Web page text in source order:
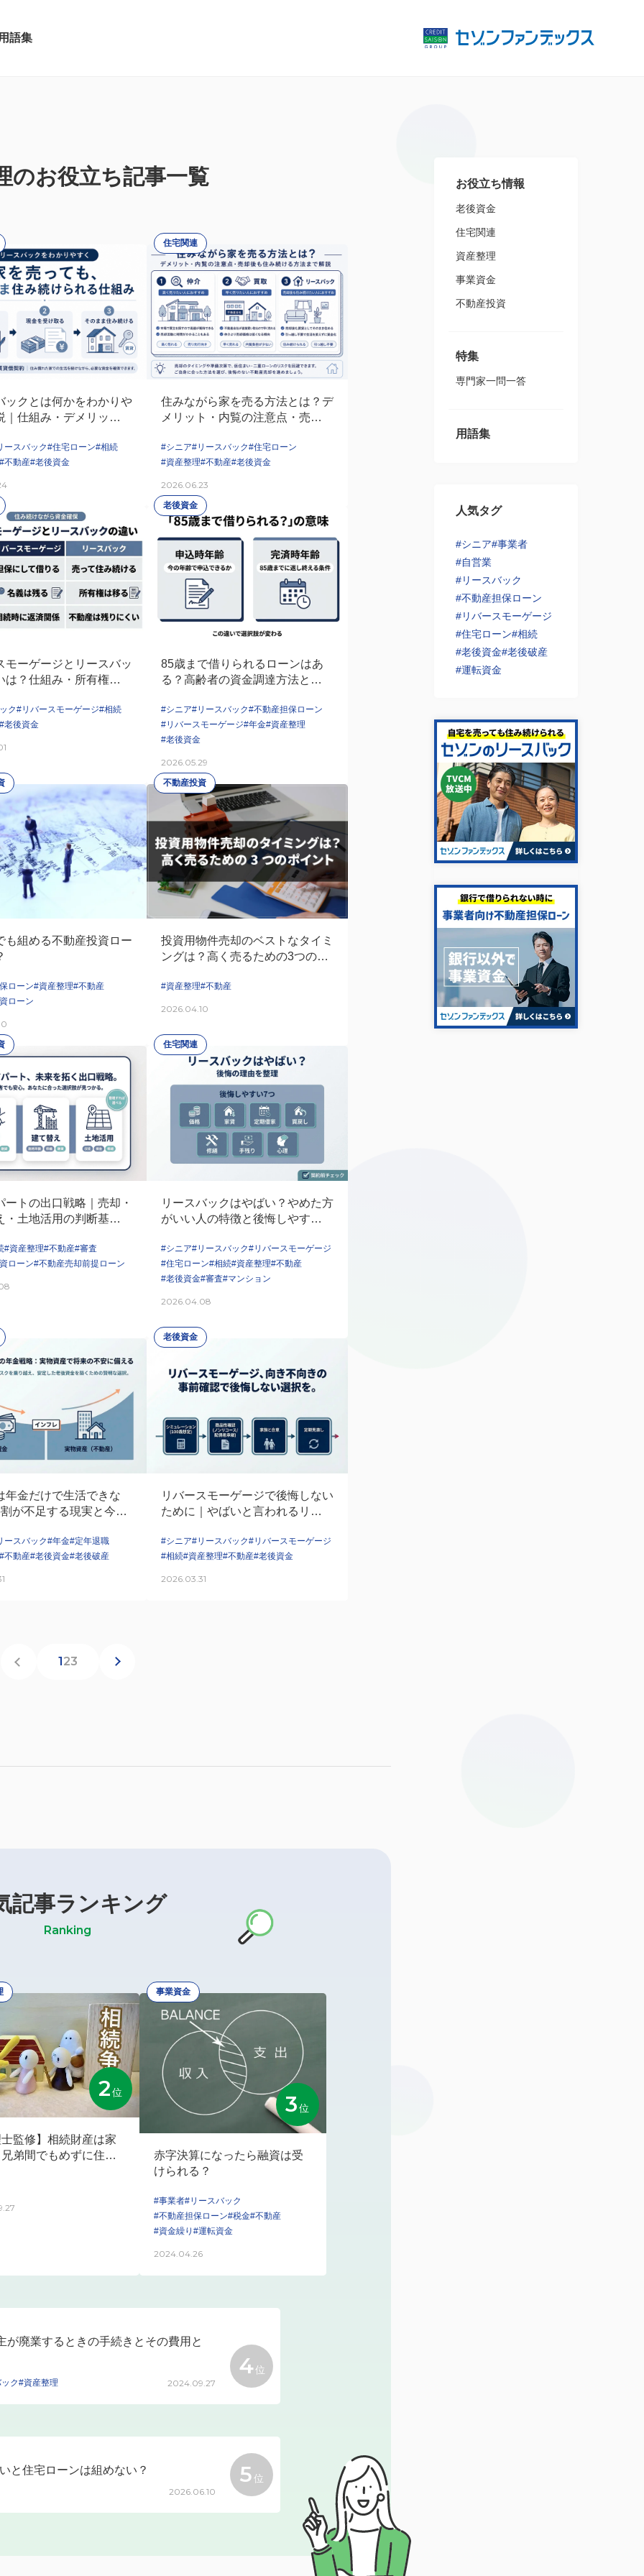
語集
のお役立ち記事一覧
ックとは何かをわかりや
｜仕組み・デメリット・
ースバック#住宅ローン#相続
不動産#老後資金
住宅関連
住みながら家を売る方法とは？デ
メリット・内覧の注意点・売却後
#シニア#リースバック#住宅ローン
#資産整理#不動産#老後資金
2026.06.23
モーゲージとリースバッ
は？仕組み・所有権・相
ク#リバースモーゲージ#相続
老後資金
老後資金
85歳まで借りられるローンはあ
る？高齢者の資金調達方法と持ち
#シニア#リースバック#不動産担保ローン
#リバースモーゲージ#年金#資産整理
#老後資金
2026.05.29
も組める不動産投資ロー
ローン#資産整理#不動産
ローン
不動産投資
投資用物件売却のベストなタイミ
ングは？高く売るための3つのポ
#資産整理#不動産
2026.04.10
ートの出口戦略｜売却・
・土地活用の判断基準と
#資産整理#不動産#審査
ローン#不動産売却前提ローン
住宅関連
リースバックはやばい？やめた方
がいい人の特徴と後悔しやすい7
#シニア#リースバック#リバースモーゲージ
#住宅ローン#相続#資産整理#不動産
#老後資金#審査#マンション
2026.04.08
年金だけで生活できな
が不足する現実と今か
ースバック#年金#定年退職
不動産#老後資金#老後破産
老後資金
リバースモーゲージで後悔しない
ために｜やばいと言われるリスク
#シニア#リースバック#リバースモーゲージ
#相続#資産整理#不動産#老後資金
2026.03.31
123
記事ランキング
Ranking
2 位
監修】相続財産は家
弟間でもめずに住み
事業資金
3 位
赤字決算になったら融資は受
けられる？
#事業者#リースバック
#不動産担保ローン#税金#不動産
#資金繰り #運転資金
2024.04.26
が廃業するときの手続きとその費用と
ク#資産整理 2024.09.27
4位
と住宅ローンは組めない？
2026.06.10
5 位
お役立ち情報
老後資金
住宅関連
資産整理
事業資金
不動産投資
特集
専門家一問一答
用語集
人気タグ
#シニア#事業者
#自営業
#リースバック
#不動産担保ローン
#リバースモーゲージ
#住宅ローン#相続
#老後資金#老後破産
#運転資金